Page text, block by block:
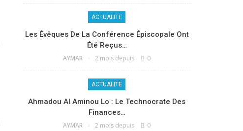
ACTUALITE
Les Évêques De La Conférence Épiscopale Ont
Été Reçus…
AYMAR 2 mois depuis 0
ACTUALITE
Ahmadou Al Aminou Lo : Le Technocrate Des
Finances…
AYMAR 2 mois depuis 0